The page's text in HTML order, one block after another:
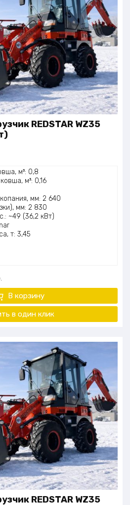
REDSTAR WZ35
м³: 0,8
м³: 0,16
мм: 2 640
мм: 2 830
~49 (36,2 кВт)
т: 3,45
В корзину
в один клик
REDSTAR WZ35